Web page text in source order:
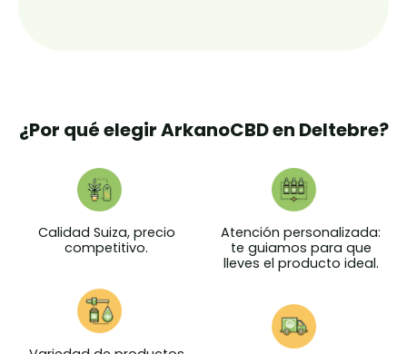
¿Por qué elegir ArkanoCBD en Deltebre?
Calidad Suiza, precio
competitivo.
Atención personalizada:
te guiamos para que
lleves el producto ideal.